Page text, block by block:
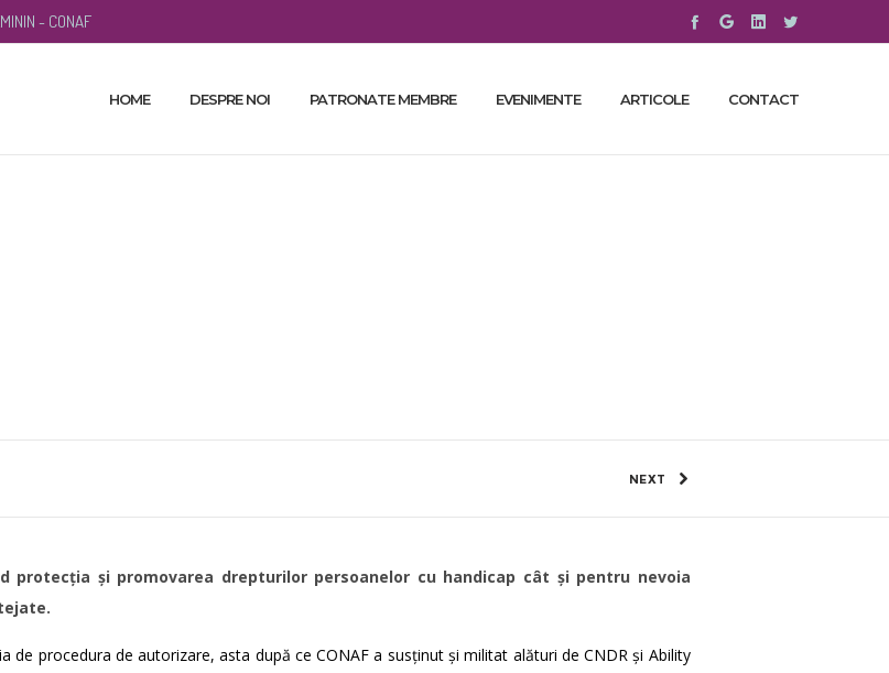
- CONAF
HOME DESPRE NOI PATRONATE MEMBRE EVENIMENTE ARTICOLE CONTACT
NEXT
protecția și promovarea drepturilor persoanelor cu handicap cât și pentru nevoia
procedura de autorizare, asta după ce CONAF a susținut și militat alături de CNDR și Ability